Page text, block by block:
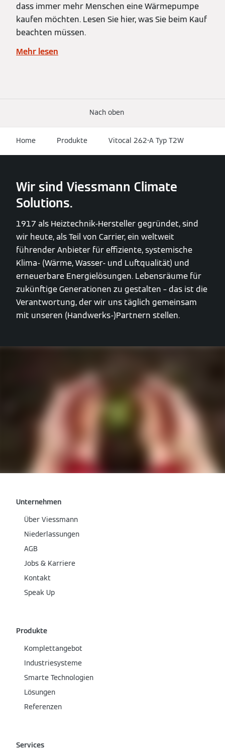
dass immer mehr Menschen eine Wärmepumpe
kaufen möchten. Lesen Sie hier, was Sie beim Kauf
beachten müssen.
Mehr lesen
Nach oben
Home Produkte Vitocal 262-A Typ T2W
Wir sind Viessmann Climate
Solutions.
1917 als Heiztechnik-Hersteller gegründet, sind
wir heute, als Teil von Carrier, ein weltweit
führender Anbieter für effiziente, systemische
Klima- (Wärme, Wasser- und Luftqualität) und
erneuerbare Energielösungen. Lebensräume für
zukünftige Generationen zu gestalten – das ist die
Verantwortung, der wir uns täglich gemeinsam
mit unseren (Handwerks-)Partnern stellen.
Unternehmen
Über Viessmann
Niederlassungen
AGB
Jobs & Karriere
Kontakt
Speak Up
Produkte
Komplettangebot
Industriesysteme
Smarte Technologien
Lösungen
Referenzen
Services